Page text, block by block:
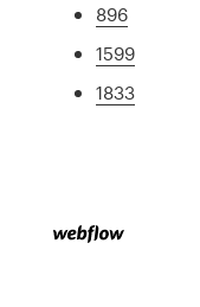
896
1599
1833